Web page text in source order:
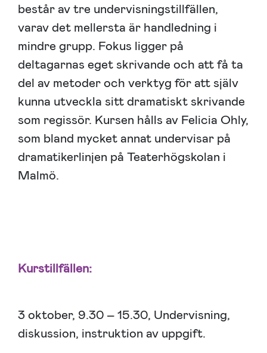
består av tre undervisningstillfällen,
varav det mellersta är handledning i
mindre grupp. Fokus ligger på
deltagarnas eget skrivande och att få ta
del av metoder och verktyg för att själv
kunna utveckla sitt dramatiskt skrivande
som regissör. Kursen hålls av Felicia Ohly,
som bland mycket annat undervisar på
dramatikerlinjen på Teaterhögskolan i
Malmö.
Kurstillfällen:
3 oktober, 9.30 – 15.30, Undervisning,
diskussion, instruktion av uppgift.